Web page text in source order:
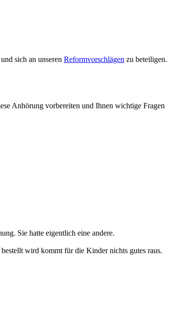
sich an unseren Reformvorschlägen zu beteiligen.
Anhörung vorbereiten und Ihnen wichtige Fragen
Sie hatte eigentlich eine andere.
wird kommt für die Kinder nichts gutes raus.